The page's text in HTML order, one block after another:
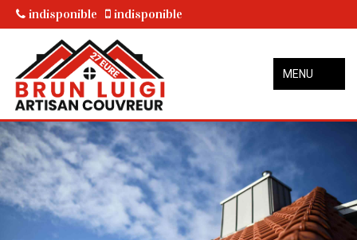
indisponible indisponible
MENU